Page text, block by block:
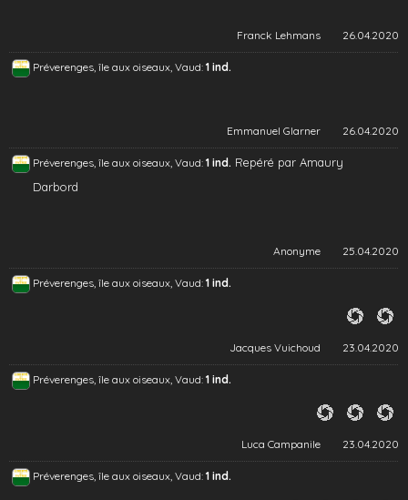
Franck Lehmans 26.04.2020
Préverenges, île aux oiseaux, Vaud: 1 ind.
Emmanuel Glarner 26.04.2020
Préverenges, île aux oiseaux, Vaud: 1 ind. Repéré par Amaury
Darbord
Anonyme 25.04.2020
Préverenges, île aux oiseaux, Vaud: 1 ind.
Jacques Vuichoud 23.04.2020
Préverenges, île aux oiseaux, Vaud: 1 ind.
Luca Campanile 23.04.2020
Préverenges, île aux oiseaux, Vaud: 1 ind.